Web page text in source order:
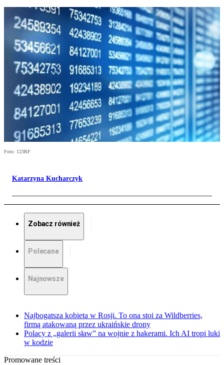
Foto: 123RF
Katarzyna Kucharczyk
Zobacz również
Polecane
Najnowsze
Najbogatsza kobieta w Rosji. To ona stoi za Wildberries,
firmą atakowaną przez ukraińskie drony
Polacy z „galerii sław” na wojnie z hakerami. Ich AI tropi luki
w kodzie
Promowane treści